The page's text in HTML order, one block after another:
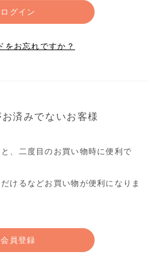
ログイン
をお忘れですか？
済みでないお客様
、二度目のお買い物時に便利で
けるなどお買い物が便利になりま
会員登録